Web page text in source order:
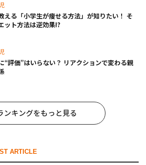
える「小学生が痩せる方法」が知りたい！ そ
ット方法は逆効果!?
“評価”はいらない？ リアクションで変わる親
ンキングをもっと見る
ARTICLE